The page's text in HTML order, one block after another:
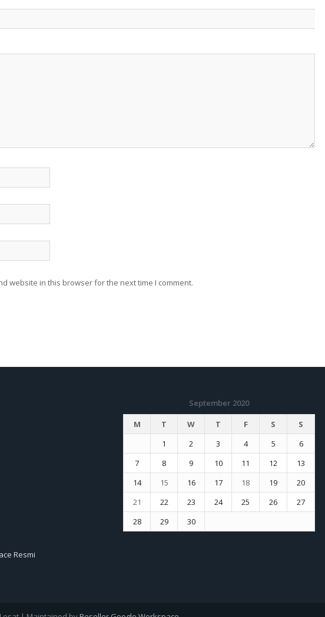
website in this browser for the next time I comment.
Resmi
September 2020
M
T W T F S
S
1
2 3 4 5
6
7
8 9 10 11 12
13
14
15 16 17 18 19
20
21
22 23 24 25 26
27
28
29
30